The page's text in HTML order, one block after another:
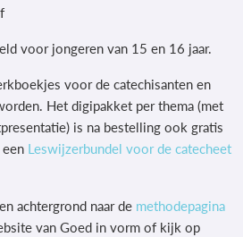
voor jongeren van 15 en 16 jaar.
voor de catechisanten en
Het digipakket per thema (met
is na bestelling ook gratis
Leswijzerbundel voor de catecheet
achtergrond naar de methodepagina
van Goed in vorm of kijk op